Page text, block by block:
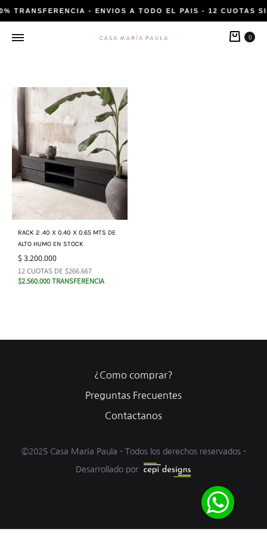
0
RACK 2 .40 X 0.40 X 0.65 MTS DE
ALTO HUMO EN STOCK
$ 3.200.000
12 CUOTAS DE $266.667
$2.560.000 TRANSFERENCIA
©2025 Casa María Paula - Todos los derechos reservados -
Desarrollado por
¿Como comprar?
Preguntas Frecuentes
Contactanos
TRANSFERENCIA - ENVIOS A TODO EL PAIS - 12 CUOTAS